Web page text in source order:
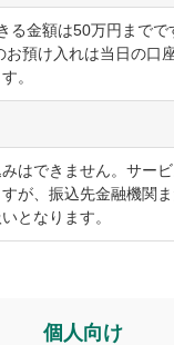
る金額は50万円までで
預け入れは当日の口
。
はできません。サー
が、振込先金融機関
となります。
個人向け